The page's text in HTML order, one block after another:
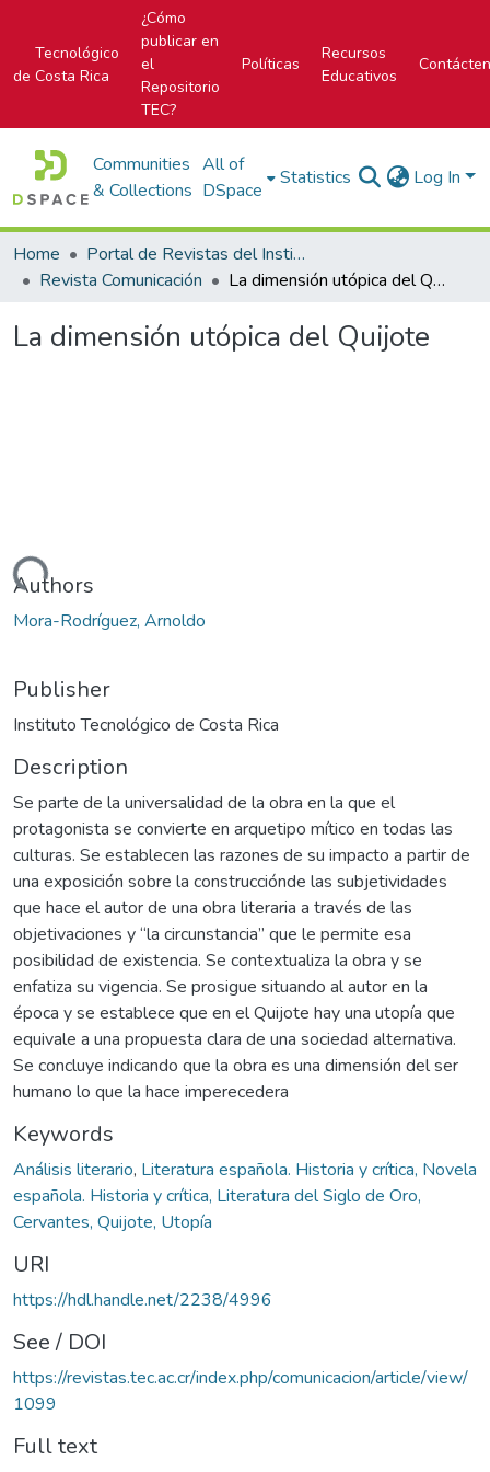
Tecnológico
de Costa Rica
¿Cómo
publicar en
el
Repositorio
TEC?
Políticas
Recursos
Educativos
Communities
& Collections
All of
DSpace
Statistics Log In
Home
Portal de Revistas del Instituto Tecnológico de Costa Rica
Revista Comunicación
La dimensión utópica del Quijote
La dimensión utópica del Quijote
Authors
Mora-Rodríguez, Arnoldo
Publisher
Instituto Tecnológico de Costa Rica
Description
Se parte de la universalidad de la obra en la que el
protagonista se convierte en arquetipo mítico en todas las
culturas. Se establecen las razones de su impacto a partir de
una exposición sobre la construcciónde las subjetividades
que hace el autor de una obra literaria a través de las
objetivaciones y “la circunstancia” que le permite esa
posibilidad de existencia. Se contextualiza la obra y se
enfatiza su vigencia. Se prosigue situando al autor en la
época y se establece que en el Quijote hay una utopía que
equivale a una propuesta clara de una sociedad alternativa.
Se concluye indicando que la obra es una dimensión del ser
humano lo que la hace imperecedera
Keywords
Análisis literario, Literatura española. Historia y crítica, Novela
española. Historia y crítica, Literatura del Siglo de Oro,
Cervantes, Quijote, Utopía
URI
https://hdl.handle.net/2238/4996
See / DOI
https://revistas.tec.ac.cr/index.php/comunicacion/article/view/
1099
Full text